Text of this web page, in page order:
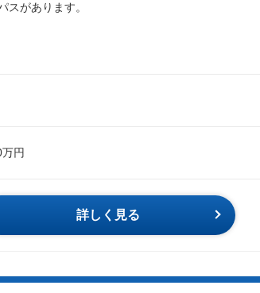
スがあります。
円
詳しく見る